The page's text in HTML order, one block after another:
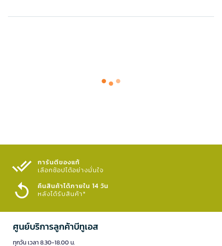
การันตีของแท้
เลือกช้อปได้อย่างมั่นใจ​
คืนสินค้าได้ภายใน 14 วัน
หลังได้รับสินค้า*
ศูนย์บริการลูกค้าบีทูเอส
ทุกวัน เวลา 8.30-18.00 น.